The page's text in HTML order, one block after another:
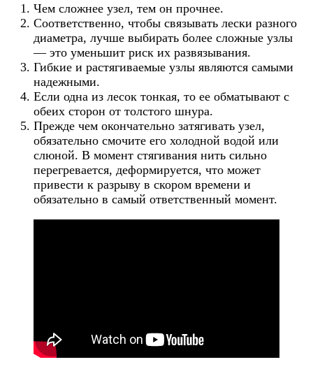
Чем сложнее узел, тем он прочнее.
Соответственно, чтобы связывать лески разного
диаметра, лучше выбирать более сложные узлы
— это уменьшит риск их развязывания.
Гибкие и растягиваемые узлы являются самыми
надежными.
Если одна из лесок тонкая, то ее обматывают с
обеих сторон от толстого шнура.
Прежде чем окончательно затягивать узел,
обязательно смочите его холодной водой или
слюной. В момент стягивания нить сильно
перегревается, деформируется, что может
привести к разрыву в скором времени и
обязательно в самый ответственный момент.